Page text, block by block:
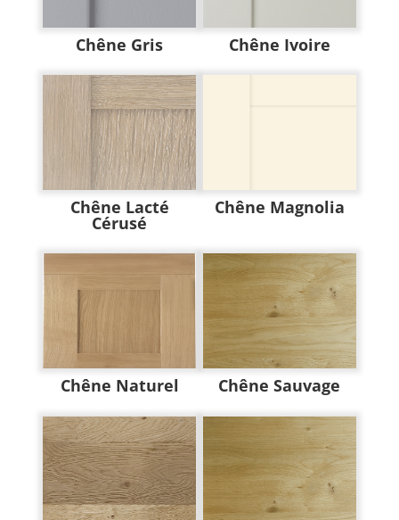
Chêne Gris Chêne Ivoire
Chêne Lacté
Cérusé
Chêne Magnolia
Chêne Naturel Chêne Sauvage